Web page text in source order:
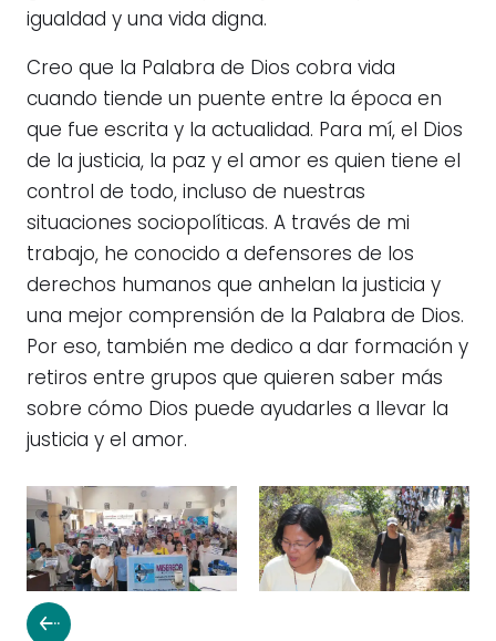
igualdad y una vida digna.
Creo que la Palabra de Dios cobra vida
cuando tiende un puente entre la época en
que fue escrita y la actualidad. Para mí, el Dios
de la justicia, la paz y el amor es quien tiene el
control de todo, incluso de nuestras
situaciones sociopolíticas. A través de mi
trabajo, he conocido a defensores de los
derechos humanos que anhelan la justicia y
una mejor comprensión de la Palabra de Dios.
Por eso, también me dedico a dar formación y
retiros entre grupos que quieren saber más
sobre cómo Dios puede ayudarles a llevar la
justicia y el amor.